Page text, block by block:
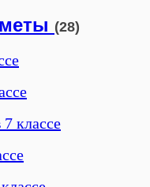
(28)
классе